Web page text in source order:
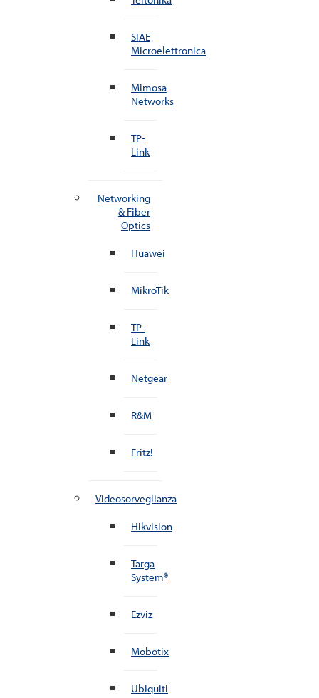
SIAE
Microelettronica
Mimosa
Networks
TP-
Link
Networking
& Fiber
Optics
Huawei
MikroTik
TP-
Link
Netgear
R&M
Fritz!
Videosorveglianza
Hikvision
Targa
System®
Ezviz
Mobotix
Ubiquiti